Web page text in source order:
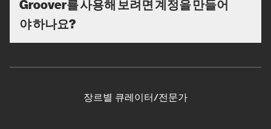
Groover를 사용해 보려면 계정을 만들어
야 하나요?
장르별 큐레이터/전문가